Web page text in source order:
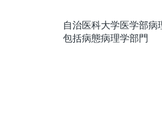
自治医科大学医学部病
包括病態病理学部門